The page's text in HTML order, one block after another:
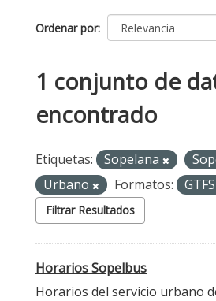
Ordenar por
1 conjunto de
encontrado
Etiquetas: Sopelana
Urbano
Formatos: GTFS
Filtrar Resultados
Horarios Sopelbus
Horarios del servicio urbano